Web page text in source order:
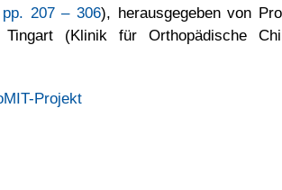
207 – 306), herausgegeben von
(Klinik für Orthopädische
Projekt